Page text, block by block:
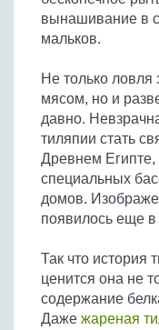
вынашивание в
мальков.
Не только
мясом, но и
давно.
тиляпии стать
Древнем Египте,
специальных
домов.
появилось еще
Так что история
ценится она не
содержание
Даже жареная